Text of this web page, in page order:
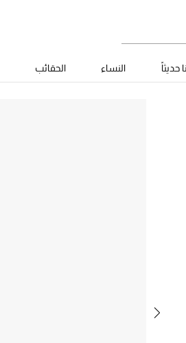
حديثاً النساء الحقائب